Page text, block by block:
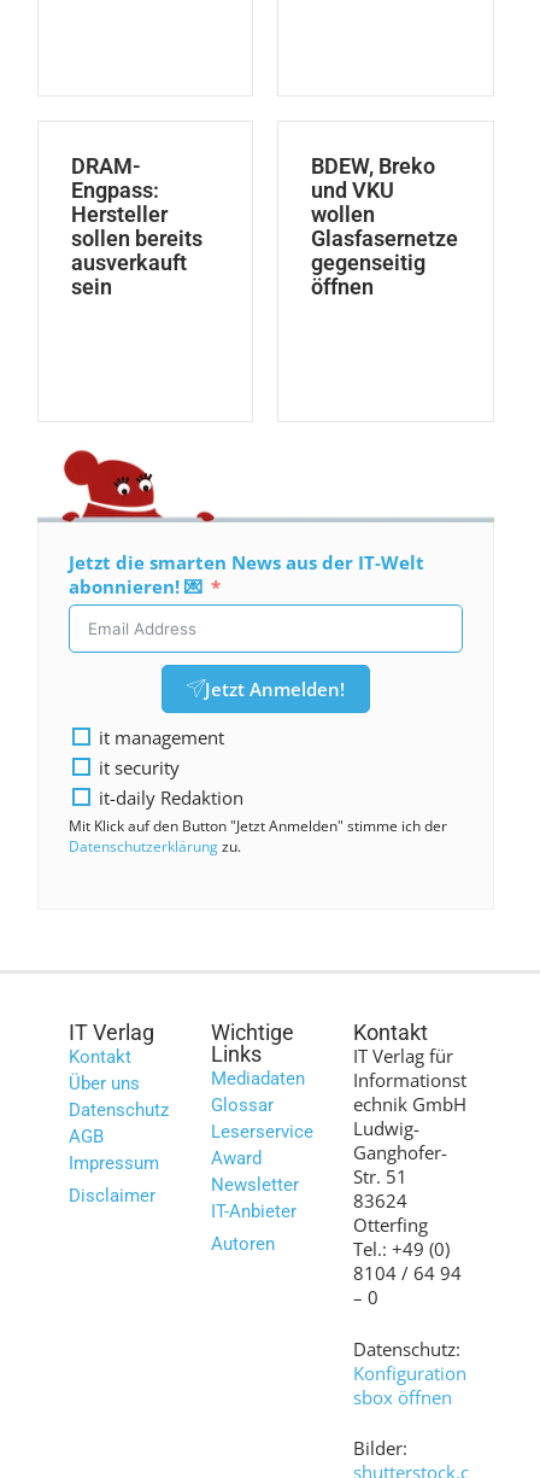
DRAM-
Engpass:
Hersteller
sollen bereits
ausverkauft
sein
BDEW, Breko
und VKU
wollen
Glasfasernetze
gegenseitig
öffnen
Jetzt die smarten News aus der IT-Welt
abonnieren! 💌
Jetzt Anmelden!
it management
it security
it-daily Redaktion
Mit Klick auf den Button "Jetzt Anmelden" stimme ich der
Datenschutzerklärungzu.
IT Verlag
Kontakt
Über uns
Datenschutz
AGB
Impressum
Disclaimer
Wichtige
Links
Mediadaten
Glossar
Leserservice
Award
Newsletter
IT-Anbieter
Autoren
Kontakt
IT Verlag für
Informationst
echnik GmbH
Ludwig-
Ganghofer-
Str. 51
83624
Otterfing
Tel.: +49 (0)
8104 / 64 94
– 0
Datenschutz:
Konfiguration
sbox öffnen
Bilder:
shutterstock.c